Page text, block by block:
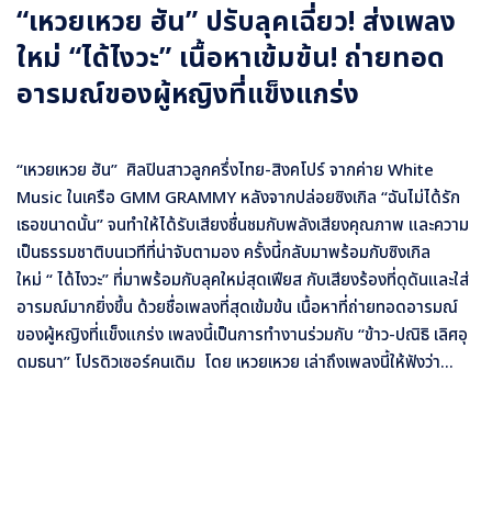
“เหวยเหวย ฮัน” ปรับลุคเฉี่ยว! ส่งเพลง
ใหม่ “ได้ไงวะ” เนื้อหาเข้มข้น! ถ่ายทอด
อารมณ์ของผู้หญิงที่แข็งแกร่ง
“เหวยเหวย ฮัน” ศิลปินสาวลูกครึ่งไทย-สิงคโปร์ จากค่าย White
Music ในเครือ GMM GRAMMY หลังจากปล่อยซิงเกิล “ฉันไม่ได้รัก
เธอขนาดนั้น” จนทำให้ได้รับเสียงชื่นชมกับพลังเสียงคุณภาพ และความ
เป็นธรรมชาติบนเวทีที่น่าจับตามอง ครั้งนี้กลับมาพร้อมกับซิงเกิล
ใหม่ “ ได้ไงวะ” ที่มาพร้อมกับลุคใหม่สุดเฟียส กับเสียงร้องที่ดุดันและใส่
อารมณ์มากยิ่งขึ้น ด้วยชื่อเพลงที่สุดเข้มข้น เนื้อหาที่ถ่ายทอดอารมณ์
ของผู้หญิงที่แข็งแกร่ง เพลงนี้เป็นการทำงานร่วมกับ “ข้าว-ปณิธิ เลิศอุ
ดมธนา” โปรดิวเซอร์คนเดิม โดย เหวยเหวย เล่าถึงเพลงนี้ให้ฟังว่า...